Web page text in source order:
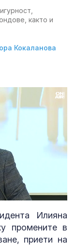
както и
Кокаланова
Илияна
промените в
приети на